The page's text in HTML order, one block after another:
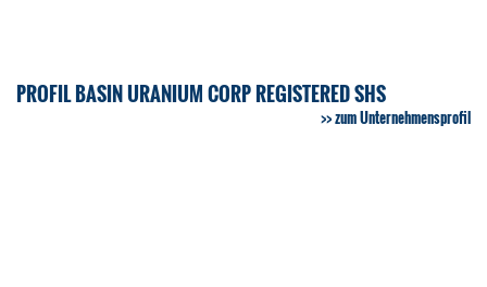
PROFIL BASIN URANIUM CORP REGISTERED SHS
zum Unternehmensprofil